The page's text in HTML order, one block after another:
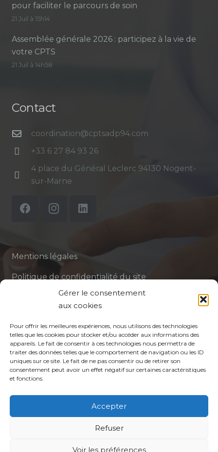
Gérer le consentement
aux cookies
Pour offrir les meilleures expériences, nous utilisons des technologies
telles que les cookies pour stocker et/ou accéder aux informations des
appareils. Le fait de consentir à ces technologies nous permettra de
traiter des données telles que le comportement de navigation ou les ID
uniques sur ce site. Le fait de ne pas consentir ou de retirer son
consentement peut avoir un effet négatif sur certaines caractéristiques
et fonctions.
Accepter
Refuser
Voir les préférences
pour faciliter le parcours de soin
21 Juil à 15h14
Assemblée générale 2026 : participez à la vie de
votre CPTS
21 Juil à 14h58
Contact
coordination@cptsadp94.com
+33 6 27 84 93 26
4 place du Général Leclerc 94130 Nogent-
sur-Marne
Mentions légales
Politique de confidentialité du site
Politique de protection des données de la CPTS
Votre CPTS